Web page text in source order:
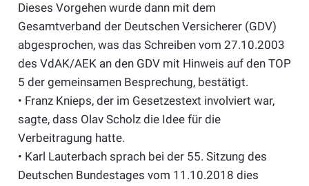
Dieses Vorgehen wurde dann mit dem
Gesamtverband der Deutschen Versicherer (GDV)
abgesprochen, was das Schreiben vom 27.10.2003
des VdAK/AEK an den GDV mit Hinweis auf den TOP
5 der gemeinsamen Besprechung, bestätigt.
• Franz Knieps, der im Gesetzestext involviert war,
sagte, dass Olav Scholz die Idee für die
Verbeitragung hatte.
• Karl Lauterbach sprach bei der 55. Sitzung des
Deutschen Bundestages vom 11.10.2018 dies